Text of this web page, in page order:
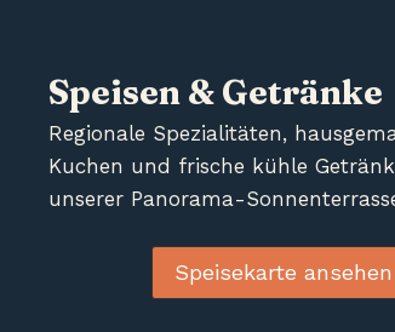
Speisen & Getränke
Regionale Spezialitäten,
Kuchen und frische kühle
unserer Panorama-
Speisekarte ansehen